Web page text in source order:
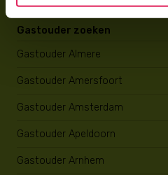
Gastouder zoeken
Gastouder Almere
Gastouder Amersfoort
Gastouder Amsterdam
Gastouder Apeldoorn
Gastouder Arnhem